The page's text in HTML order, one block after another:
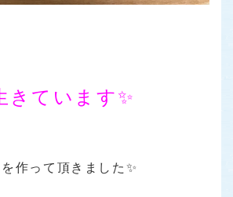
きています✨
作って頂きました✨